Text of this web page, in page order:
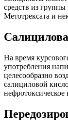
средств из
Метотрексата и
На время
употребления
целесообразно
салициловой
нефротоксическое